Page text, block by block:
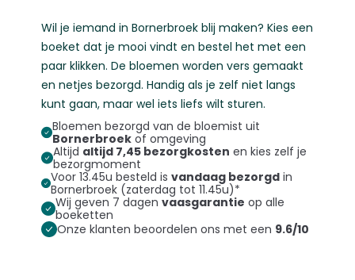
Wil je iemand in Bornerbroek blij maken? Kies een
boeket dat je mooi vindt en bestel het met een
paar klikken. De bloemen worden vers gemaakt
en netjes bezorgd. Handig als je zelf niet langs
kunt gaan, maar wel iets liefs wilt sturen.
Bloemen bezorgd van de bloemist uit
Bornerbroek of omgeving
Altijd altijd 7,45 bezorgkosten en kies zelf je
bezorgmoment
Voor 13.45u besteld isvandaag bezorgd in
Bornerbroek (zaterdag tot 11.45u)*
Wij geven 7 dagen vaasgarantie op alle
boeketten
Onze klanten beoordelen ons met een 9.6/10